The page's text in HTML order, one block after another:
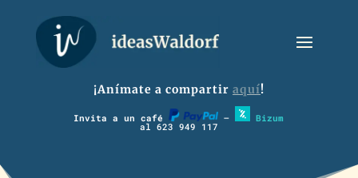
¡Anímate a compartir aquí!
Invita a un café – Bizum
al 623 949 117